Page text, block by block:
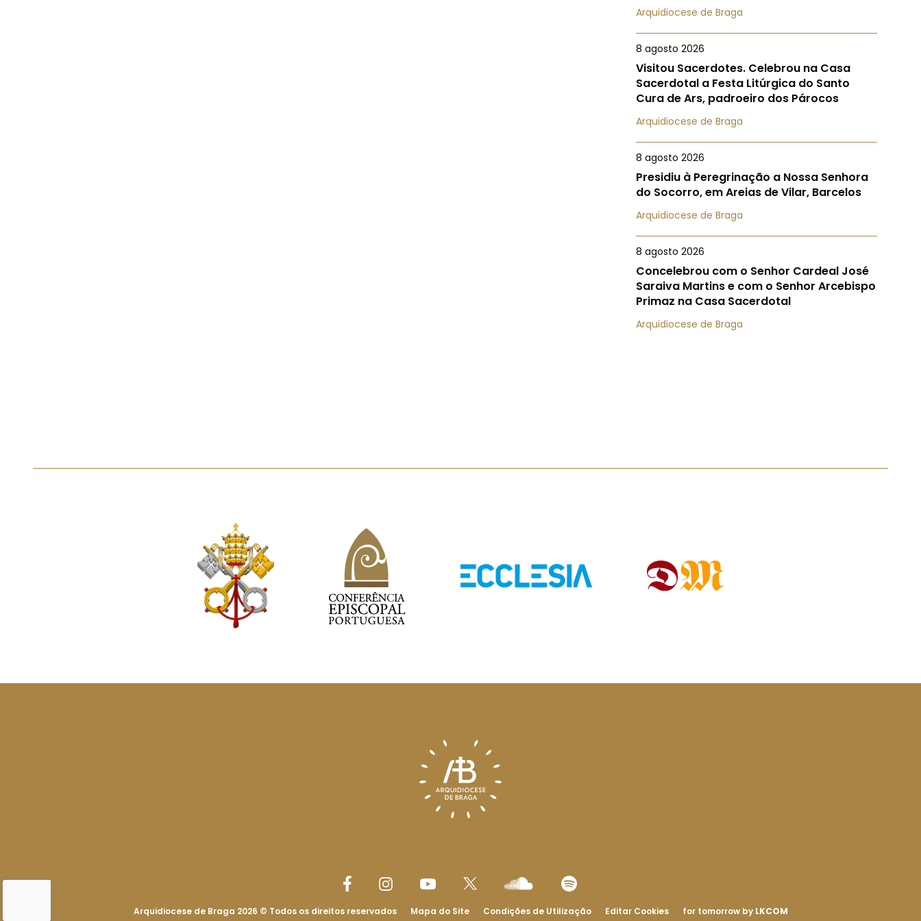
Arquidiocese de Braga
8 agosto 2026
Visitou Sacerdotes. Celebrou na Casa
Sacerdotal a Festa Litúrgica do Santo
Cura de Ars, padroeiro dos Párocos
Arquidiocese de Braga
8 agosto 2026
Presidiu à Peregrinação a Nossa Senhora
do Socorro, em Areias de Vilar, Barcelos
Arquidiocese de Braga
8 agosto 2026
Concelebrou com o Senhor Cardeal José
Saraiva Martins e com o Senhor Arcebispo
Primaz na Casa Sacerdotal
Arquidiocese de Braga
Arquidiocese de Braga 2026 © Todos os direitos reservados Mapa do Site Condições de Utilização Editar Cookies for tomorrow by LKCOM